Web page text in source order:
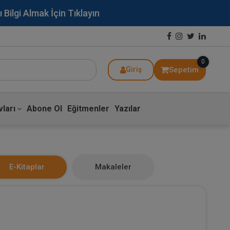
Almak İçin Tıklayın
Giriş Sepetim
0
Abone Ol Eğitmenler Yazılar
E-Kitaplar Makaleler